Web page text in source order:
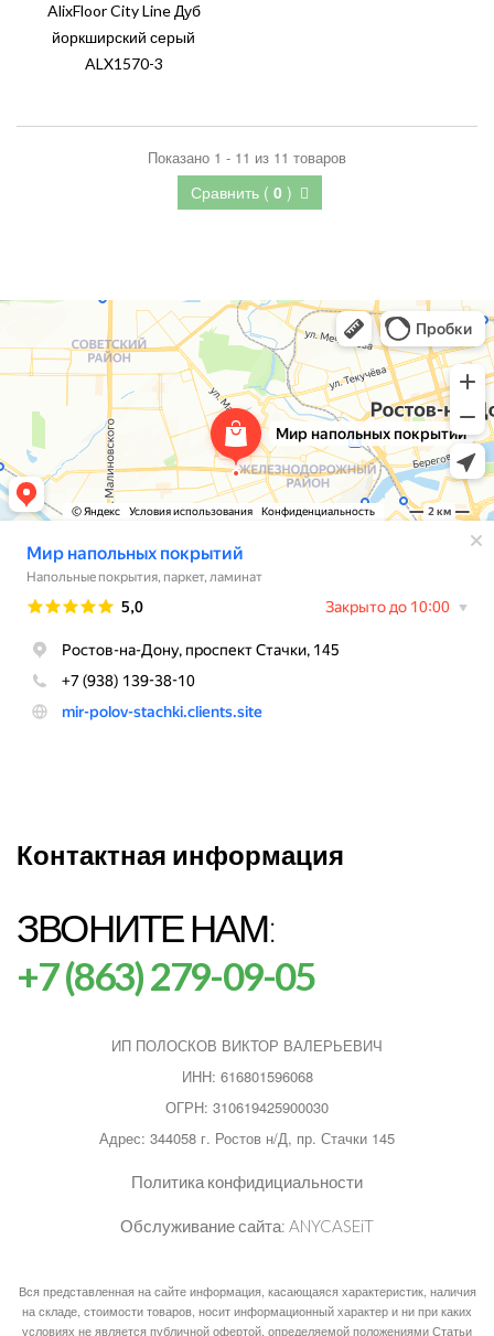
AlixFloor City Line Дуб
йоркширский серый
ALX1570-3
Сравнить ( 0 )
Показано 1 - 11 из 11 товаров
Контактная информация
ЗВОНИТЕ НАМ:
+7 (863) 279-09-05
ИП ПОЛОСКОВ ВИКТОР ВАЛЕРЬЕВИЧ
ИНН: 616801596068
ОГРН: 310619425900030
Адрес: 344058 г. Ростов н/Д, пр. Стачки 145
Политика конфидициальности
Обслуживание сайта: ANYCASEiT
Вся представленная на сайте информация, касающаяся характеристик, наличия
на складе, стоимости товаров, носит информационный характер и ни при каких
условиях не является публичной офертой, определяемой положениями Статьи